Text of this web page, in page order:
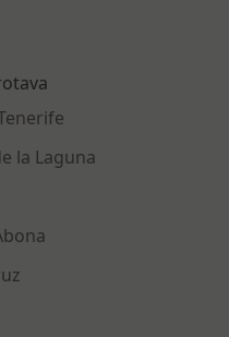
la Laguna